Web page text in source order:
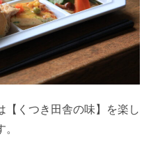
【くつき田舎の味】を楽し